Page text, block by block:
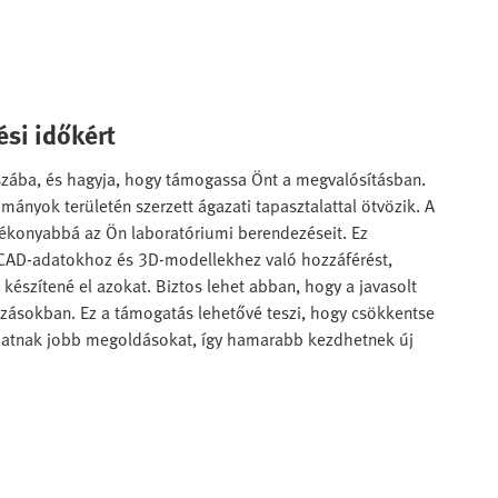
időkért
és hagyja, hogy támogassa Önt a megvalósításban.
területén szerzett ágazati tapasztalattal ötvözik. A
az Ön laboratóriumi berendezéseit. Ez
adatokhoz és 3D-modellekhez való hozzáférést,
el azokat. Biztos lehet abban, hogy a javasolt
Ez a támogatás lehetővé teszi, hogy csökkentse
jobb megoldásokat, így hamarabb kezdhetnek új